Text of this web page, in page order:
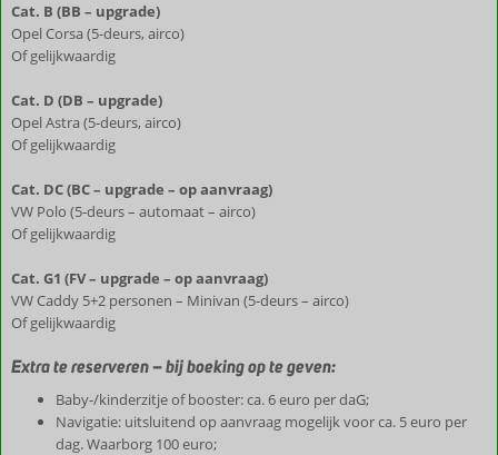
Cat. B (BB – upgrade)
Opel Corsa (5-deurs, airco)
Of gelijkwaardig
Cat. D (DB – upgrade)
Opel Astra (5-deurs, airco)
Of gelijkwaardig
Cat. DC (BC – upgrade – op aanvraag)
VW Polo (5-deurs – automaat – airco)
Of gelijkwaardig
Cat. G1 (FV – upgrade – op aanvraag)
VW Caddy 5+2 personen – Minivan (5-deurs – airco)
Of gelijkwaardig
Extra te reserveren – bij boeking op te geven:
Baby-/kinderzitje of booster: ca. 6 euro per daG;
Navigatie: uitsluitend op aanvraag mogelijk voor ca. 5 euro per
dag. Waarborg 100 euro;